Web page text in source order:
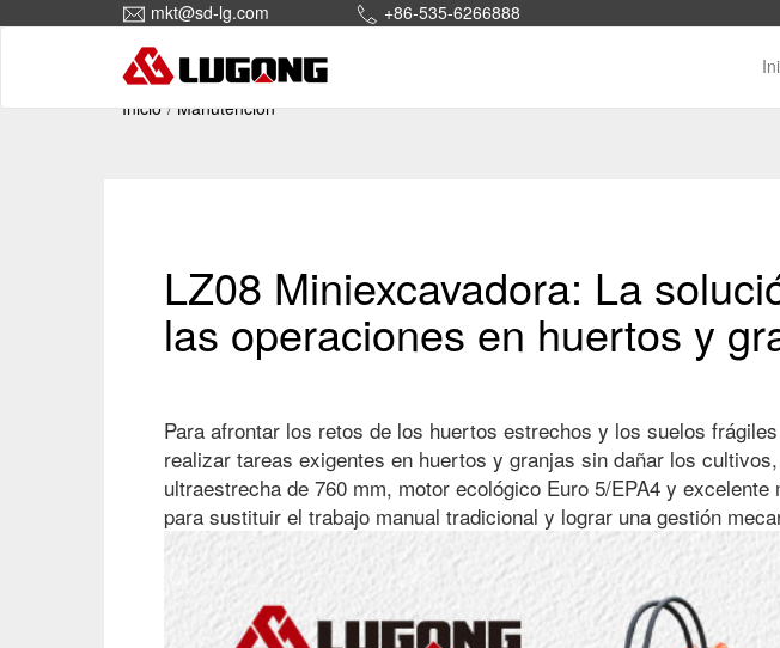
mkt@sd-lg.com +86-535-6266888
Inicio
Manutención
LZ08 Miniexcavadora: La
las operaciones en huertos y
Para afrontar los retos de los huertos estrechos y los suelos
realizar tareas exigentes en huertos y granjas sin dañar los
ultraestrecha de 760 mm, motor ecológico Euro 5/EPA4 y
para sustituir el trabajo manual tradicional y lograr una gestión